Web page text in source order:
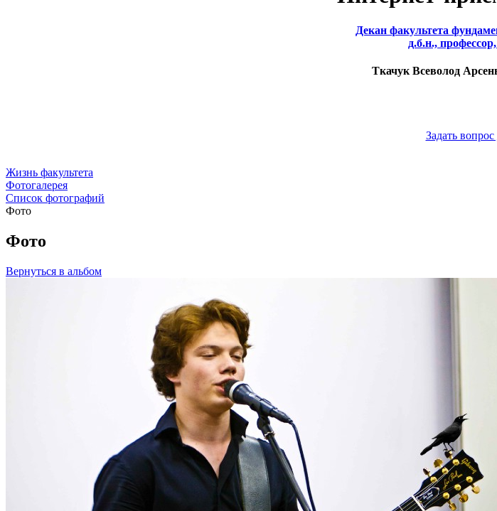
Декан факультета
д.б.н.,
Ткачук Всеволод
Задать
Жизнь факультета
Фотогалерея
Список фотографий
Фото
Фото
Вернуться в альбом